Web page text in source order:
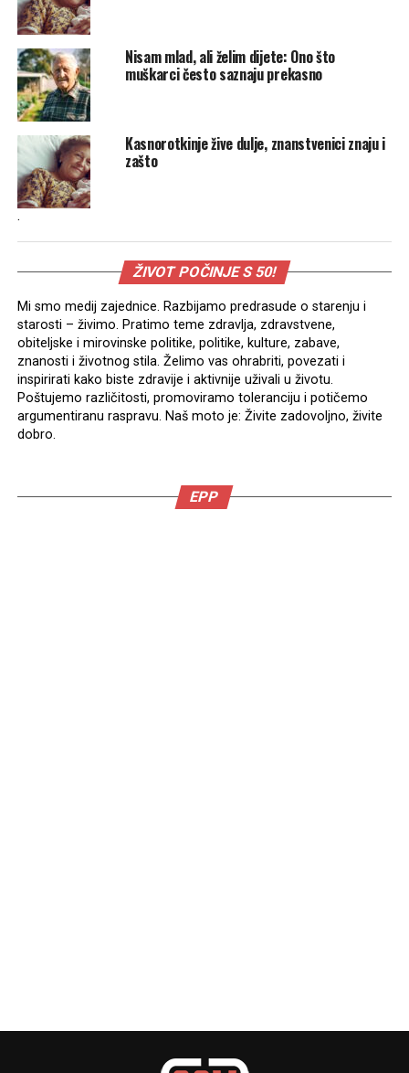
Nisam mlad, ali želim dijete: Ono što
muškarci često saznaju prekasno
Kasnorotkinje žive dulje, znanstvenici znaju i
zašto
.
ŽIVOT POČINJE S 50!
Mi smo medij zajednice. Razbijamo predrasude o starenju i
starosti – živimo. Pratimo teme zdravlja, zdravstvene,
obiteljske i mirovinske politike, politike, kulture, zabave,
znanosti i životnog stila. Želimo vas ohrabriti, povezati i
inspirirati kako biste zdravije i aktivnije uživali u životu.
Poštujemo različitosti, promoviramo toleranciju i potičemo
argumentiranu raspravu. Naš moto je: Živite zadovoljno, živite
dobro.
EPP